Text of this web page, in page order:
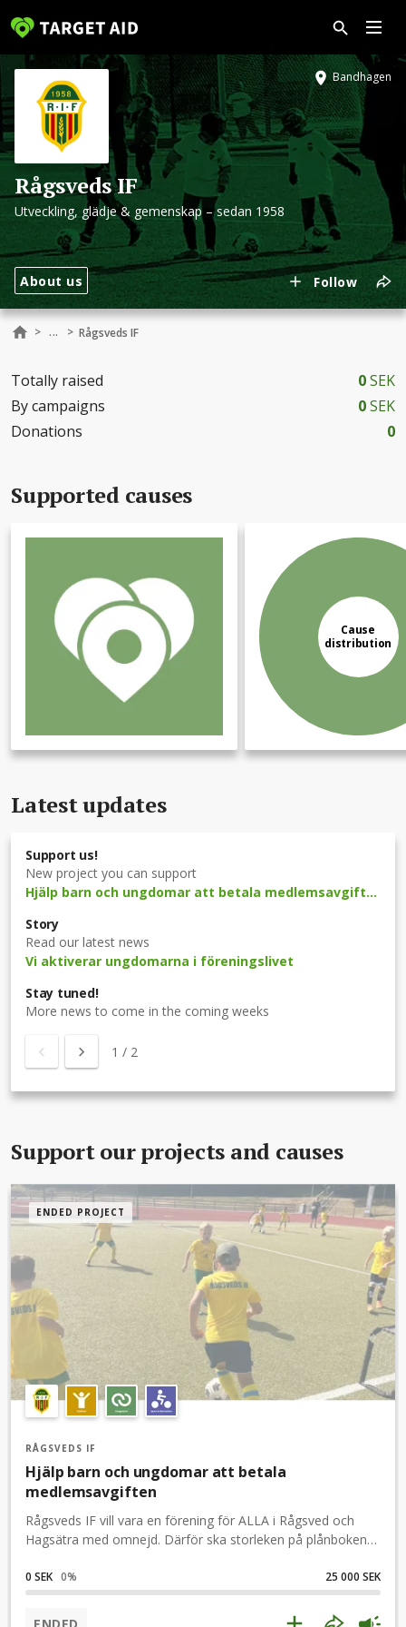
Rågsveds IF
Utveckling, glädje & gemenskap – sedan 1958
Bandhagen
About us Follow
> ... > Rågsveds IF
Totally raised 0SEK
By campaigns
0SEK
Donations
0
Supported causes
Cause
distribution
Latest updates
Support us!
New project you can support
Hjälp barn och ungdomar att betala medlemsavgiften
Story
Read our latest news
Vi aktiverar ungdomarna i föreningslivet
Stay tuned!
More news to come in the coming weeks
1 / 2
Support our projects and causes
ENDED PROJECT
RÅGSVEDS IF
Hjälp barn och ungdomar att betala
medlemsavgiften
Rågsveds IF vill vara en förening för ALLA i Rågsved och
Hagsätra med omnejd. Därför ska storleken på plånboken
valt att hålla nere avgifterna är det flera som har svårt att
kunna betala. Nu har du din chans att stötta dessa barn och
ungdomar till att få hålla på med sporten de älskar. Var med
0 SEK 0% 25 000 SEK
ENDED